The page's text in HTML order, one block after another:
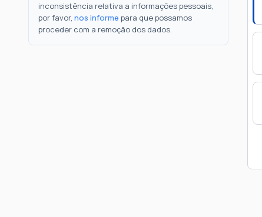
inconsistência relativa a informações pessoais,
por favor, nos informe para que possamos
proceder com a remoção dos dados.